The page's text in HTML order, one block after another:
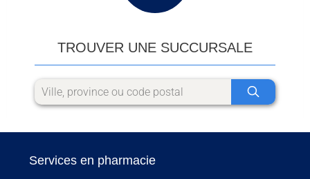
TROUVER UNE SUCCURSALE
Services en pharmacie